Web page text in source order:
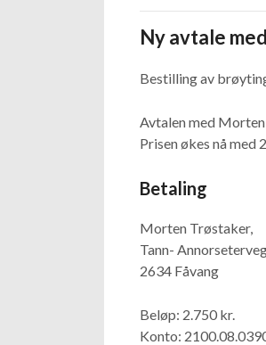
Ny avtale
Bestilling av
Avtalen med
Prisen økes nå
Betaling
Morten Trøstaker,
Tann-
2634 Fåvang
Beløp: 2.750 kr.
Konto: